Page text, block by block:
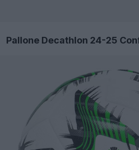
Pallone Decathlon 24-25